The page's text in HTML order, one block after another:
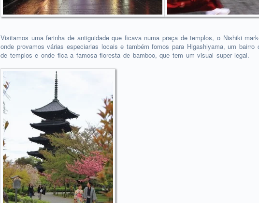
Visitamos uma ferinha de antiguidade que ficava numa praça de templos, o Nishiki
onde provamos várias especiarias locais e também fomos para Higashiyama, um bairro
de templos e onde fica a famosa floresta de bamboo, que tem um visual super legal.